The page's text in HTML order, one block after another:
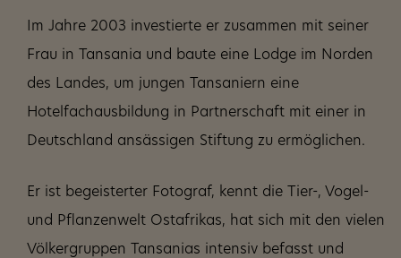
Im Jahre 2003 investierte er zusammen mit seiner
Frau in Tansania und baute eine Lodge im Norden
des Landes, um jungen Tansaniern eine
Hotelfachausbildung in Partnerschaft mit einer in
Deutschland ansässigen Stiftung zu ermöglichen.
Er ist begeisterter Fotograf, kennt die Tier-, Vogel-
und Pflanzenwelt Ostafrikas, hat sich mit den vielen
Völkergruppen Tansanias intensiv befasst und